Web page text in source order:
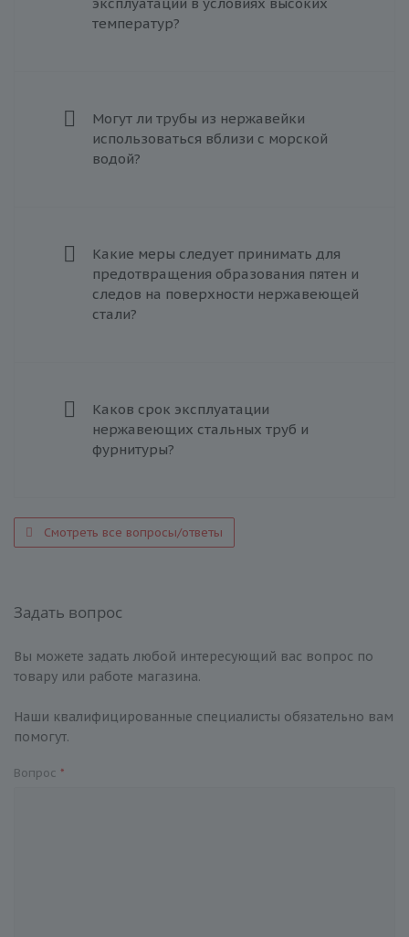
температур?
Могут ли трубы из нержавейки
использоваться вблизи с морской
водой?
Какие меры следует принимать для
предотвращения образования пятен и
следов на поверхности нержавеющей
стали?
Каков срок эксплуатации
нержавеющих стальных труб и
фурнитуры?
Смотреть все вопросы/ответы
Задать вопрос
Вы можете задать любой интересующий вас вопрос по
товару или работе магазина.
Наши квалифицированные специалисты обязательно вам
помогут.
Вопрос *